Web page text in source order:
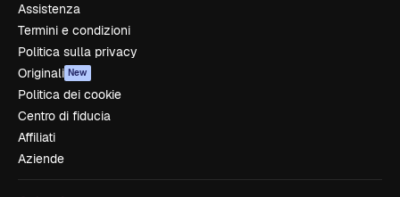
Assistenza
Termini e condizioni
Politica sulla privacy
Originali New
Politica dei cookie
Centro di fiducia
Affiliati
Aziende